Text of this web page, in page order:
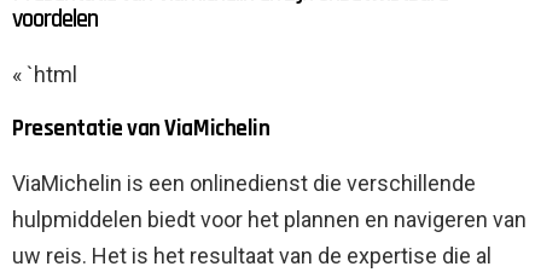
voordelen
« `html
Presentatie van ViaMichelin
ViaMichelin is een onlinedienst die verschillende
hulpmiddelen biedt voor het plannen en navigeren van
uw reis. Het is het resultaat van de expertise die al